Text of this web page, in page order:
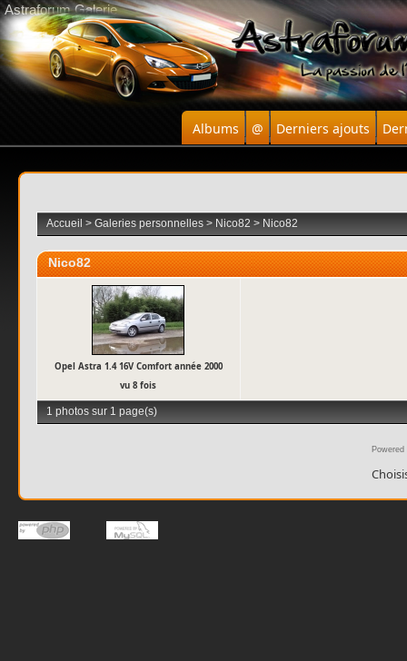
Astraforum Galerie
Albums @ Derniers ajouts
Accueil > Galeries personnelles> Nico82> Nico82
Nico82
Opel Astra 1.4 16V Comfort année 2000
vu 8 fois
1 photos sur 1 page(s)